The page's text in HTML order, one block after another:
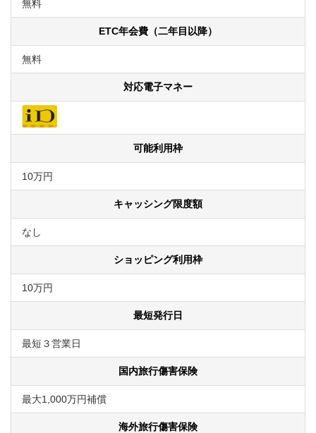
無料
ETC年会費（二年目以降）
無料
対応電子マネー
可能利用枠
10万円
キャッシング限度額
なし
ショッピング利用枠
10万円
最短発行日
最短３営業日
国内旅行傷害保険
最大1,000万円補償
海外旅行傷害保険